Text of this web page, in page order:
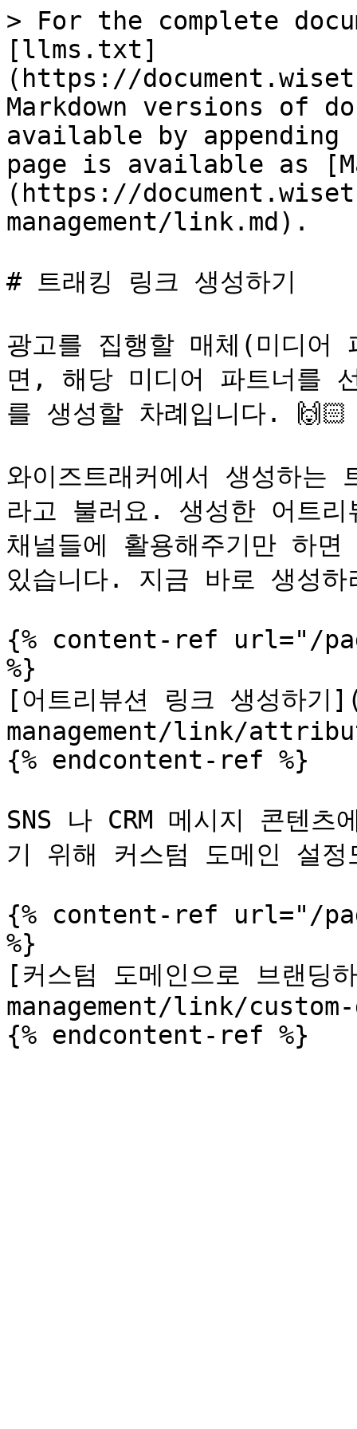
> For the complete
[llms.txt]
(https://
Markdown versions of
available by
page is available as
(https://
management/link.md).
# 트래킹 링크 생성하기
광고를 집행할 매체(미디어
면, 해당 미디어 파트너를
를 생성할 차례입니다. 🙌🏻
와이즈트래커에서 생성하
라고 불러요. 생성한 어트
채널들에 활용해주기만 하
있습니다. 지금 바로 생성하
{% content-ref url="/
%}
[어트리뷰션 링크 생성하
management/link/
{% endcontent-ref %}
SNS 나 CRM 메시지 콘텐
기 위해 커스텀 도메인 설
{% content-ref url="/
%}
[커스텀 도메인으로 브랜
management/link/